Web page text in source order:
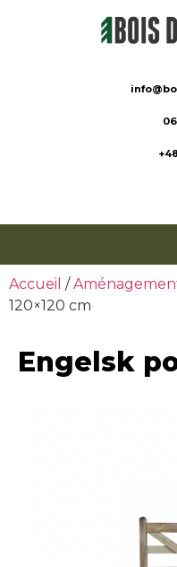
Accueil /
120×120 cm
Engelsk